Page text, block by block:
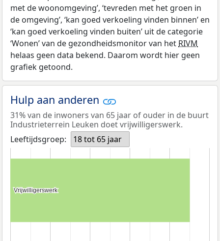
met de woonomgeving’, ‘tevreden met het groen in
de omgeving’, ‘kan goed verkoeling vinden binnen’ en
‘kan goed verkoeling vinden buiten’ uit de categorie
‘Wonen’ van de gezondheidsmonitor van hetRIVM
helaas geen data bekend. Daarom wordt hier geen
grafiek getoond.
Hulp aan anderen
31% van de inwoners van 65 jaar of ouder in de buurt
Industrieterrein Leuken doet vrijwilligerswerk.
Leeftijdsgroep:
18 tot 65 jaar
Vrijwilligerswerk
Vrijwilligerswerk